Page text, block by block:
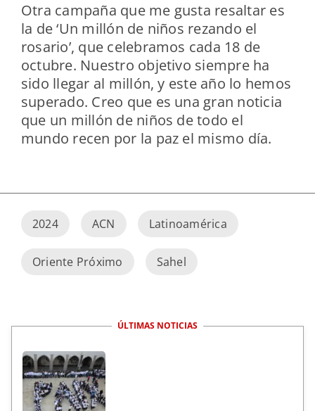
Otra campaña que me gusta resaltar es
la de ‘Un millón de niños rezando el
rosario’, que celebramos cada 18 de
octubre. Nuestro objetivo siempre ha
sido llegar al millón, y este año lo hemos
superado. Creo que es una gran noticia
que un millón de niños de todo el
mundo recen por la paz el mismo día.
2024 ACN Latinoamérica
Oriente Próximo Sahel
ÚLTIMAS NOTICIAS